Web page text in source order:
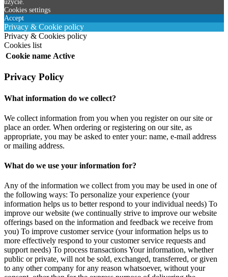
użycie.
Cookies settings
Accept
Privacy & Cookie policy
Privacy & Cookies policy
Cookies list
Cookie name Active
Privacy Policy
What information do we collect?
We collect information from you when you register on our site or
place an order. When ordering or registering on our site, as
appropriate, you may be asked to enter your: name, e-mail address
or mailing address.
What do we use your information for?
Any of the information we collect from you may be used in one of
the following ways: To personalize your experience (your
information helps us to better respond to your individual needs) To
improve our website (we continually strive to improve our website
offerings based on the information and feedback we receive from
you) To improve customer service (your information helps us to
more effectively respond to your customer service requests and
support needs) To process transactions Your information, whether
public or private, will not be sold, exchanged, transferred, or given
to any other company for any reason whatsoever, without your